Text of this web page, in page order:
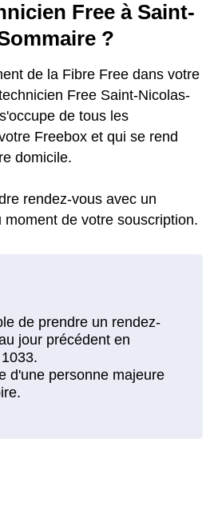
Free à Saint-
?
de la Fibre Free dans votre
Free Saint-Nicolas-
de tous les
Freebox et qui se rend
domicile.
rendez-vous avec un
de votre souscription.